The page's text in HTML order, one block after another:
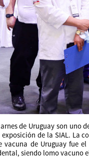
de Uruguay son uno
de la SIAL. La
vacuna de Uruguay fue
siendo lomo vacuno